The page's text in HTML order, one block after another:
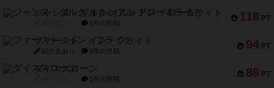
118 PT
ジャンヌ・ダルク-オルレアン ドロー＆ライト
5件の投稿
94 PT
ファースト・イン・フライト
紹介文あり 3件の投稿
88 PT
ダイススローン
1件の投稿